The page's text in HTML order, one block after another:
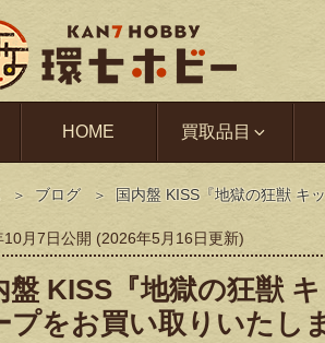
HOME 買取品目
ブログ 国内盤 KISS『地獄の狂獣 キ
10月7日公開 (2026年5月16日更新)
盤 KISS『地獄の狂獣
プをお買い取りいたし